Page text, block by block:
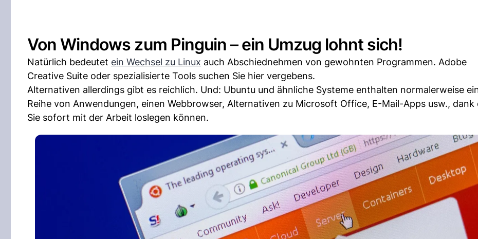
Von Windows zum Pinguin – ein Umzug lohnt sich!
Natürlich bedeutet ein Wechsel zu Linux auch Abschiednehmen von gewohnten Programmen. Adobe
Creative Suite oder spezialisierte Tools suchen Sie hier vergebens.
Alternativen allerdings gibt es reichlich. Und: Ubuntu und ähnliche Systeme enthalten normalerweise
Reihe von Anwendungen, einen Webbrowser, Alternativen zu Microsoft Office, E-Mail-Apps usw., dank
Sie sofort mit der Arbeit loslegen können.